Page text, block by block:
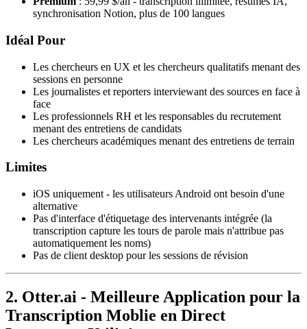
synchronisation Notion, plus de 100 langues
Idéal Pour
Les chercheurs en UX et les chercheurs qualitatifs menant des
sessions en personne
Les journalistes et reporters interviewant des sources en face à
face
Les professionnels RH et les responsables du recrutement
menant des entretiens de candidats
Les chercheurs académiques menant des entretiens de terrain
Limites
iOS uniquement - les utilisateurs Android ont besoin d'une
alternative
Pas d'interface d'étiquetage des intervenants intégrée (la
transcription capture les tours de parole mais n'attribue pas
automatiquement les noms)
Pas de client desktop pour les sessions de révision
2. Otter.ai - Meilleure Application pour la
Transcription Moblie en Direct